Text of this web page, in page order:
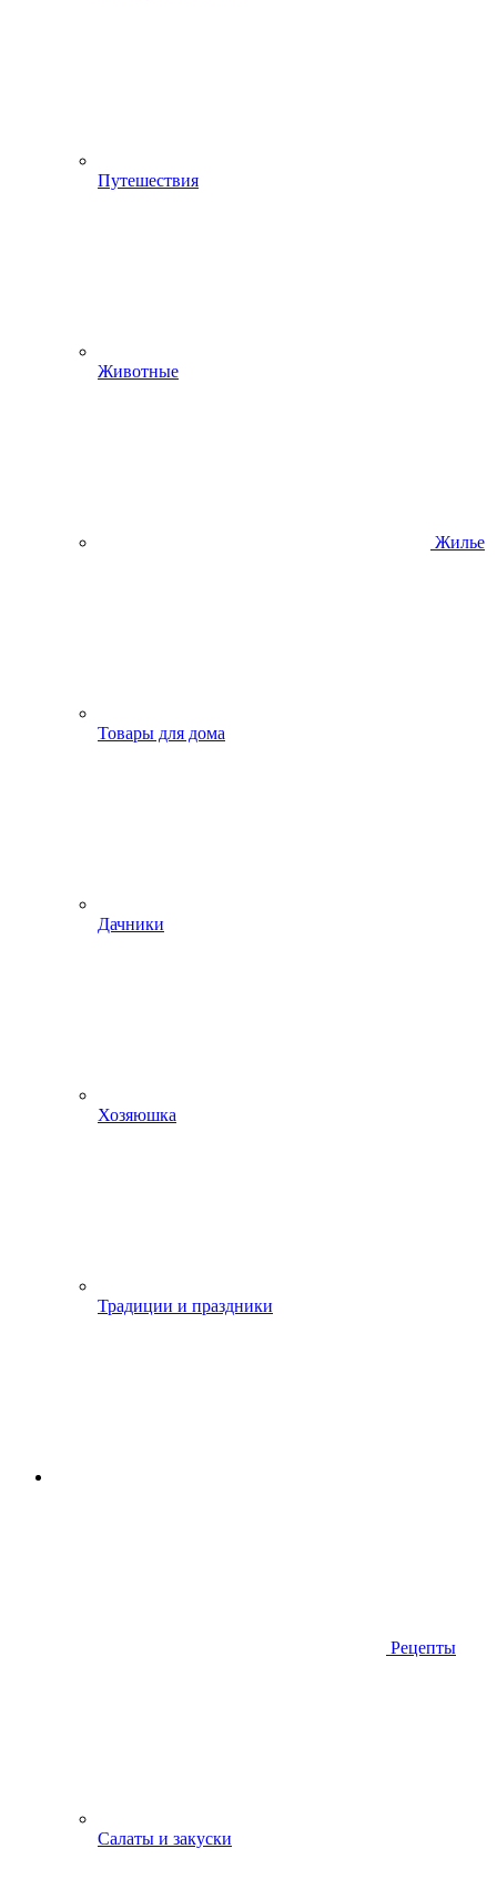
Путешествия
Животные
Жилье
Товары для дома
Дачники
Хозяюшка
Традиции и праздники
Рецепты
Салаты и закуски